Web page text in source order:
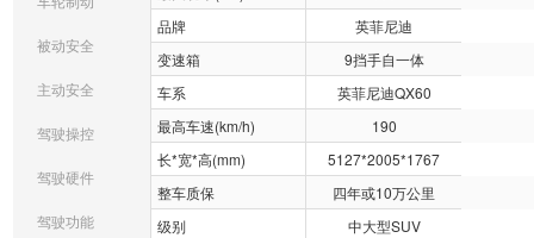
被动安全
主动安全
驾驶操控
驾驶硬件
驾驶功能
品牌
英菲尼迪
变速箱
9挡手自一体
车系
英菲尼迪QX60
最高车速(km/h)
190
长*宽*高(mm)
5127*2005*1767
整车质保
四年或10万公里
级别
中大型SUV